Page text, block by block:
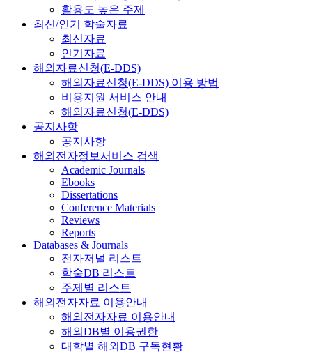
활용도 높은 주제
최신/인기 학술자료
최신자료
인기자료
해외자료신청(E-DDS)
해외자료신청(E-DDS) 이용 방법
비용지원 서비스 안내
해외자료신청(E-DDS)
공지사항
공지사항
해외전자정보서비스 검색
Academic Journals
Ebooks
Dissertations
Conference Materials
Reviews
Reports
Databases & Journals
전자저널 리스트
학술DB 리스트
주제별 리스트
해외전자자료 이용안내
해외전자자료 이용안내
해외DB별 이용권한
대학별 해외DB 구독현황